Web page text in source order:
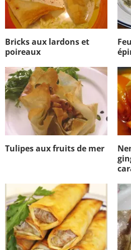
Bricks aux lardons et
poireaux
Tulipes aux fruits de mer